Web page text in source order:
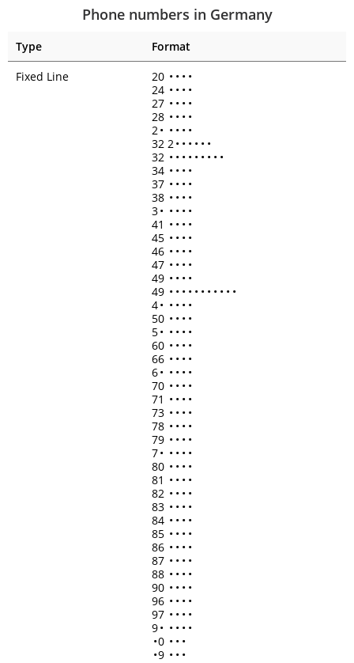
Phone numbers in Germany
Type
Format
Fixed Line
20 • • • •
24 • • • •
27 • • • •
28 • • • •
2• • • • •
32 2• • • • • •
32 • • • • • • • • •
34 • • • •
37 • • • •
38 • • • •
3• • • • •
41 • • • •
45 • • • •
46 • • • •
47 • • • •
49 • • • •
49 • • • • • • • • • • •
4• • • • •
50 • • • •
5• • • • •
60 • • • •
66 • • • •
6• • • • •
70 • • • •
71 • • • •
73 • • • •
78 • • • •
79 • • • •
7• • • • •
80 • • • •
81 • • • •
82 • • • •
83 • • • •
84 • • • •
85 • • • •
86 • • • •
87 • • • •
88 • • • •
90 • • • •
96 • • • •
97 • • • •
9• • • • •
•0 • • •
•9 • • •